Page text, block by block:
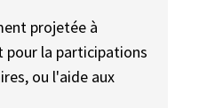
projetée à
pour la participations
ou l'aide aux